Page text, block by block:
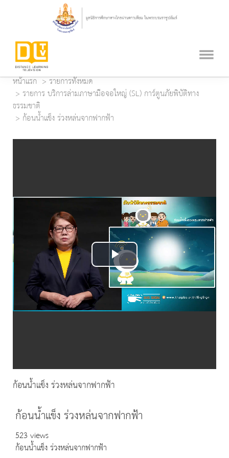
หน้าแรก
รายการทั้งหมด
รายการ บริการล่ามภาษามือจอใหญ่ (SL) การ์ตูนภัยพิบัติทาง
ธรรมชาติ
ก้อนน้ำแข็ง ร่วงหล่นจากฟากฟ้า
Play
Video
ก้อนน้ำแข็ง ร่วงหล่นจากฟากฟ้า
ก้อนน้ำแข็ง ร่วงหล่นจากฟากฟ้า
523 views
ก้อนน้ำแข็ง ร่วงหล่นจากฟากฟ้า